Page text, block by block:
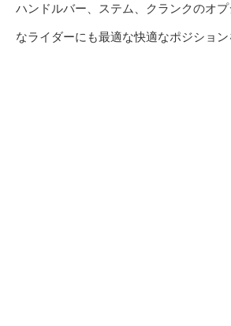
ハンドルバー、ステム、クランクのオ
なライダーにも最適な快適なポジション